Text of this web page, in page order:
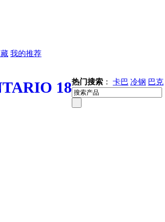
我的推荐
热门搜索 ： 卡巴 冷钢 巴克